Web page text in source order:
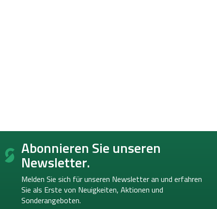
F
ß Abonnieren Sie unseren
Newsletter.
Melden Sie sich für unseren Newsletter an und erfahren
Sie als Erste von Neuigkeiten, Aktionen und
Sonderangeboten.